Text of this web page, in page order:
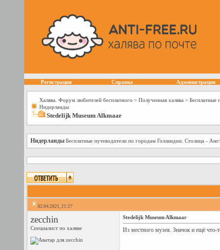
Регистрация Справка Администрация
Халява. Форум любителей бесплатного > Полученная халява > Бесплатные
Нидерланды
Stedelijk Museum Alkmaar
Нидерланды Бесплатные путеводители по городам Голландии. Столица -
02.04.2021, 21:27
zecchin
Специалист по халяве
Stedelijk Museum Alkmaar
Из местного музея. Значок и ещё что-